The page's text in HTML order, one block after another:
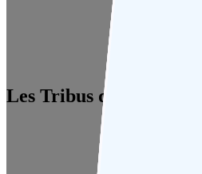
Les Tribus d’Orissa